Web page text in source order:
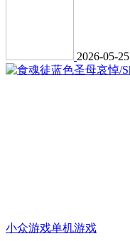
2026-05-25
小众游戏单机游戏